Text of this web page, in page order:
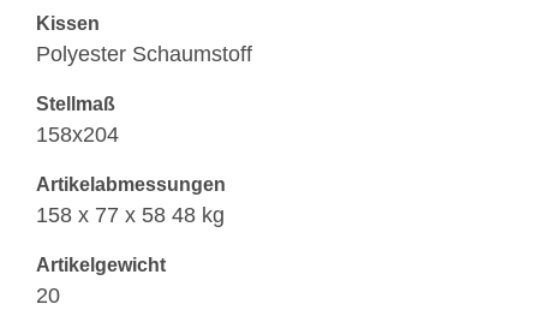
Kissen
Polyester Schaumstoff
Stellmaß
158x204
Artikelabmessungen
158 x 77 x 58 48 kg
Artikelgewicht
20